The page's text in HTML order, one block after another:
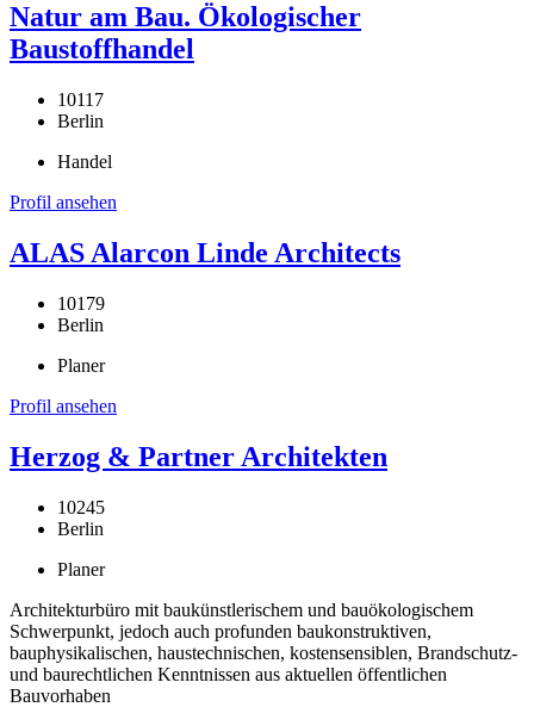
Natur am Bau. Ökologischer
Baustoffhandel
10117
Berlin
Handel
Profil ansehen
ALAS Alarcon Linde Architects
10179
Berlin
Planer
Profil ansehen
Herzog & Partner Architekten
10245
Berlin
Planer
Architekturbüro mit baukünstlerischem und bauökologischem
Schwerpunkt, jedoch auch profunden baukonstruktiven,
bauphysikalischen, haustechnischen, kostensensiblen, Brandschutz-
und baurechtlichen Kenntnissen aus aktuellen öffentlichen
Bauvorhaben